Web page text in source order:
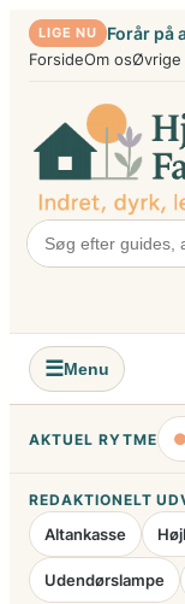
Spring
LIGE NU
ForsideOm osØvrige
☰Menu
AKTUEL RYTME ●
REDAKTIONELT
Altankasse
Udendørslampe